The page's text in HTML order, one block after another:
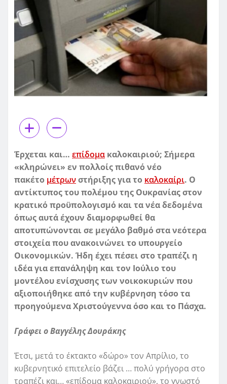
Έρχεται και… επίδομα καλοκαιριού; Σήμερα
«κληρώνει» εν πολλοίς πιθανό νέο
πακέτο μέτρωνστήριξης για το καλοκαίρι. Ο
αντίκτυπος του πολέμου της Ουκρανίας στον
κρατικό προϋπολογισμό και τα νέα δεδομένα
όπως αυτά έχουν διαμορφωθεί θα
αποτυπώνονται σε μεγάλο βαθμό στα νεότερα
στοιχεία που ανακοινώνει το υπουργείο
Οικονομικών. Ήδη έχει πέσει στο τραπέζι η
ιδέα για επανάληψη και τον Ιούλιο του
μοντέλου ενίσχυσης των νοικοκυριών που
αξιοποιήθηκε από την κυβέρνηση τόσο τα
προηγούμενα Χριστούγεννα όσο και το Πάσχα.
Γράφει ο Βαγγέλης Δουράκης
Έτσι, μετά το έκτακτο «δώρο» τον Απρίλιο, το
κυβερνητικό επιτελείο βάζει … πολύ γρήγορα στο
τραπέζι και… «επίδομα καλοκαιριού», το γνωστό